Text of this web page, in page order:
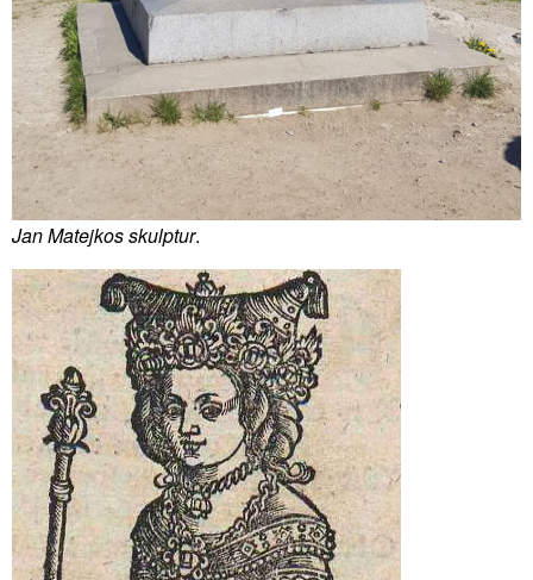
Jan Matejkos skulptur.